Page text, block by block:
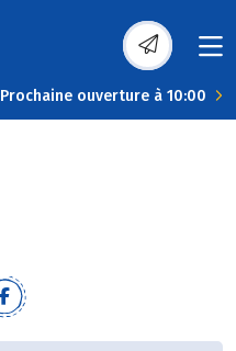
Prochaine ouverture à 10:00